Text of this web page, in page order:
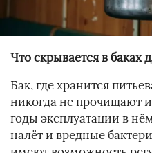
Что скрывается в баках
Бак, где хранится
никогда не прочищают
годы эксплуатации в
налёт и вредные